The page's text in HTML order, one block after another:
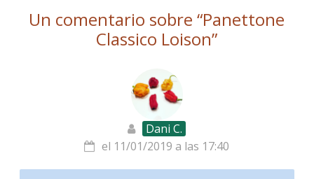
Un comentario sobre “Panettone
Classico Loison”
Dani C.
el 11/01/2019 a las 17:40